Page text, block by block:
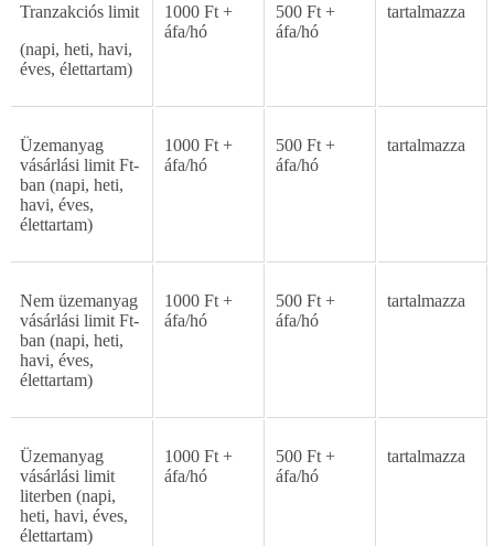
Tranzakciós limit
(napi, heti, havi,
éves, élettartam)
1000 Ft +
áfa/hó
500 Ft +
áfa/hó
tartalmazza
Üzemanyag
vásárlási limit Ft-
ban (napi, heti,
havi, éves,
élettartam)
1000 Ft +
áfa/hó
500 Ft +
áfa/hó
tartalmazza
Nem üzemanyag
vásárlási limit Ft-
ban (napi, heti,
havi, éves,
élettartam)
1000 Ft +
áfa/hó
500 Ft +
áfa/hó
tartalmazza
Üzemanyag
vásárlási limit
literben (napi,
heti, havi, éves,
élettartam)
1000 Ft +
áfa/hó
500 Ft +
áfa/hó
tartalmazza